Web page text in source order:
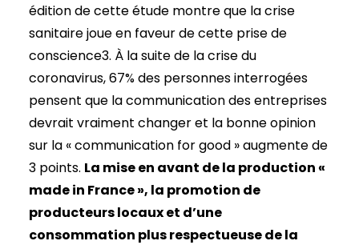
édition de cette étude montre que la crise
sanitaire joue en faveur de cette prise de
conscience3. À la suite de la crise du
coronavirus, 67% des personnes interrogées
pensent que la communication des entreprises
devrait vraiment changer et la bonne opinion
sur la « communication for good » augmente de
3 points. La mise en avant de la production «
made in France », la promotion de
producteurs locaux et d’une
consommation plus respectueuse de la